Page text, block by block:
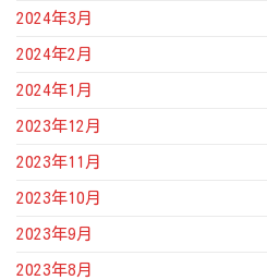
2024年3月
2024年2月
2024年1月
2023年12月
2023年11月
2023年10月
2023年9月
2023年8月